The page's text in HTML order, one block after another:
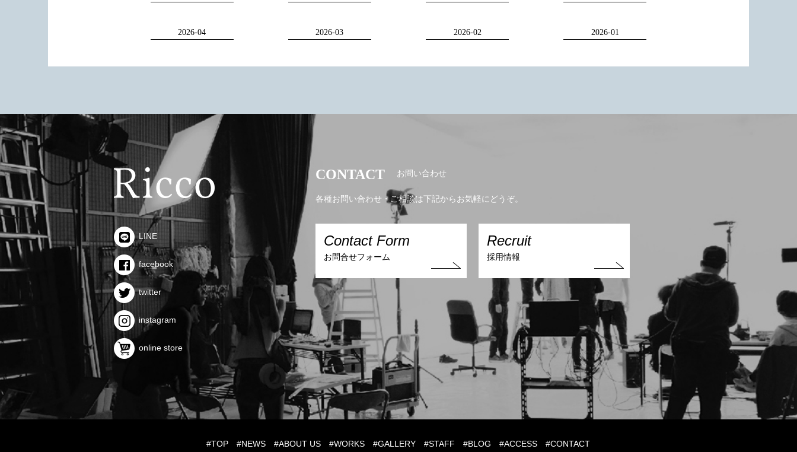
2026-04 2026-03 2026-02 2026-01
LINE
facebook
twitter
instagram
online store
CONTACT お問い合わせ
各種お問い合わせ・ご相談は下記からお気軽にどうぞ。
Contact Form
お問合せフォーム
Recruit
採用情報
#TOP #NEWS #ABOUT US #WORKS #GALLERY #STAFF #BLOG #ACCESS #CONTACT